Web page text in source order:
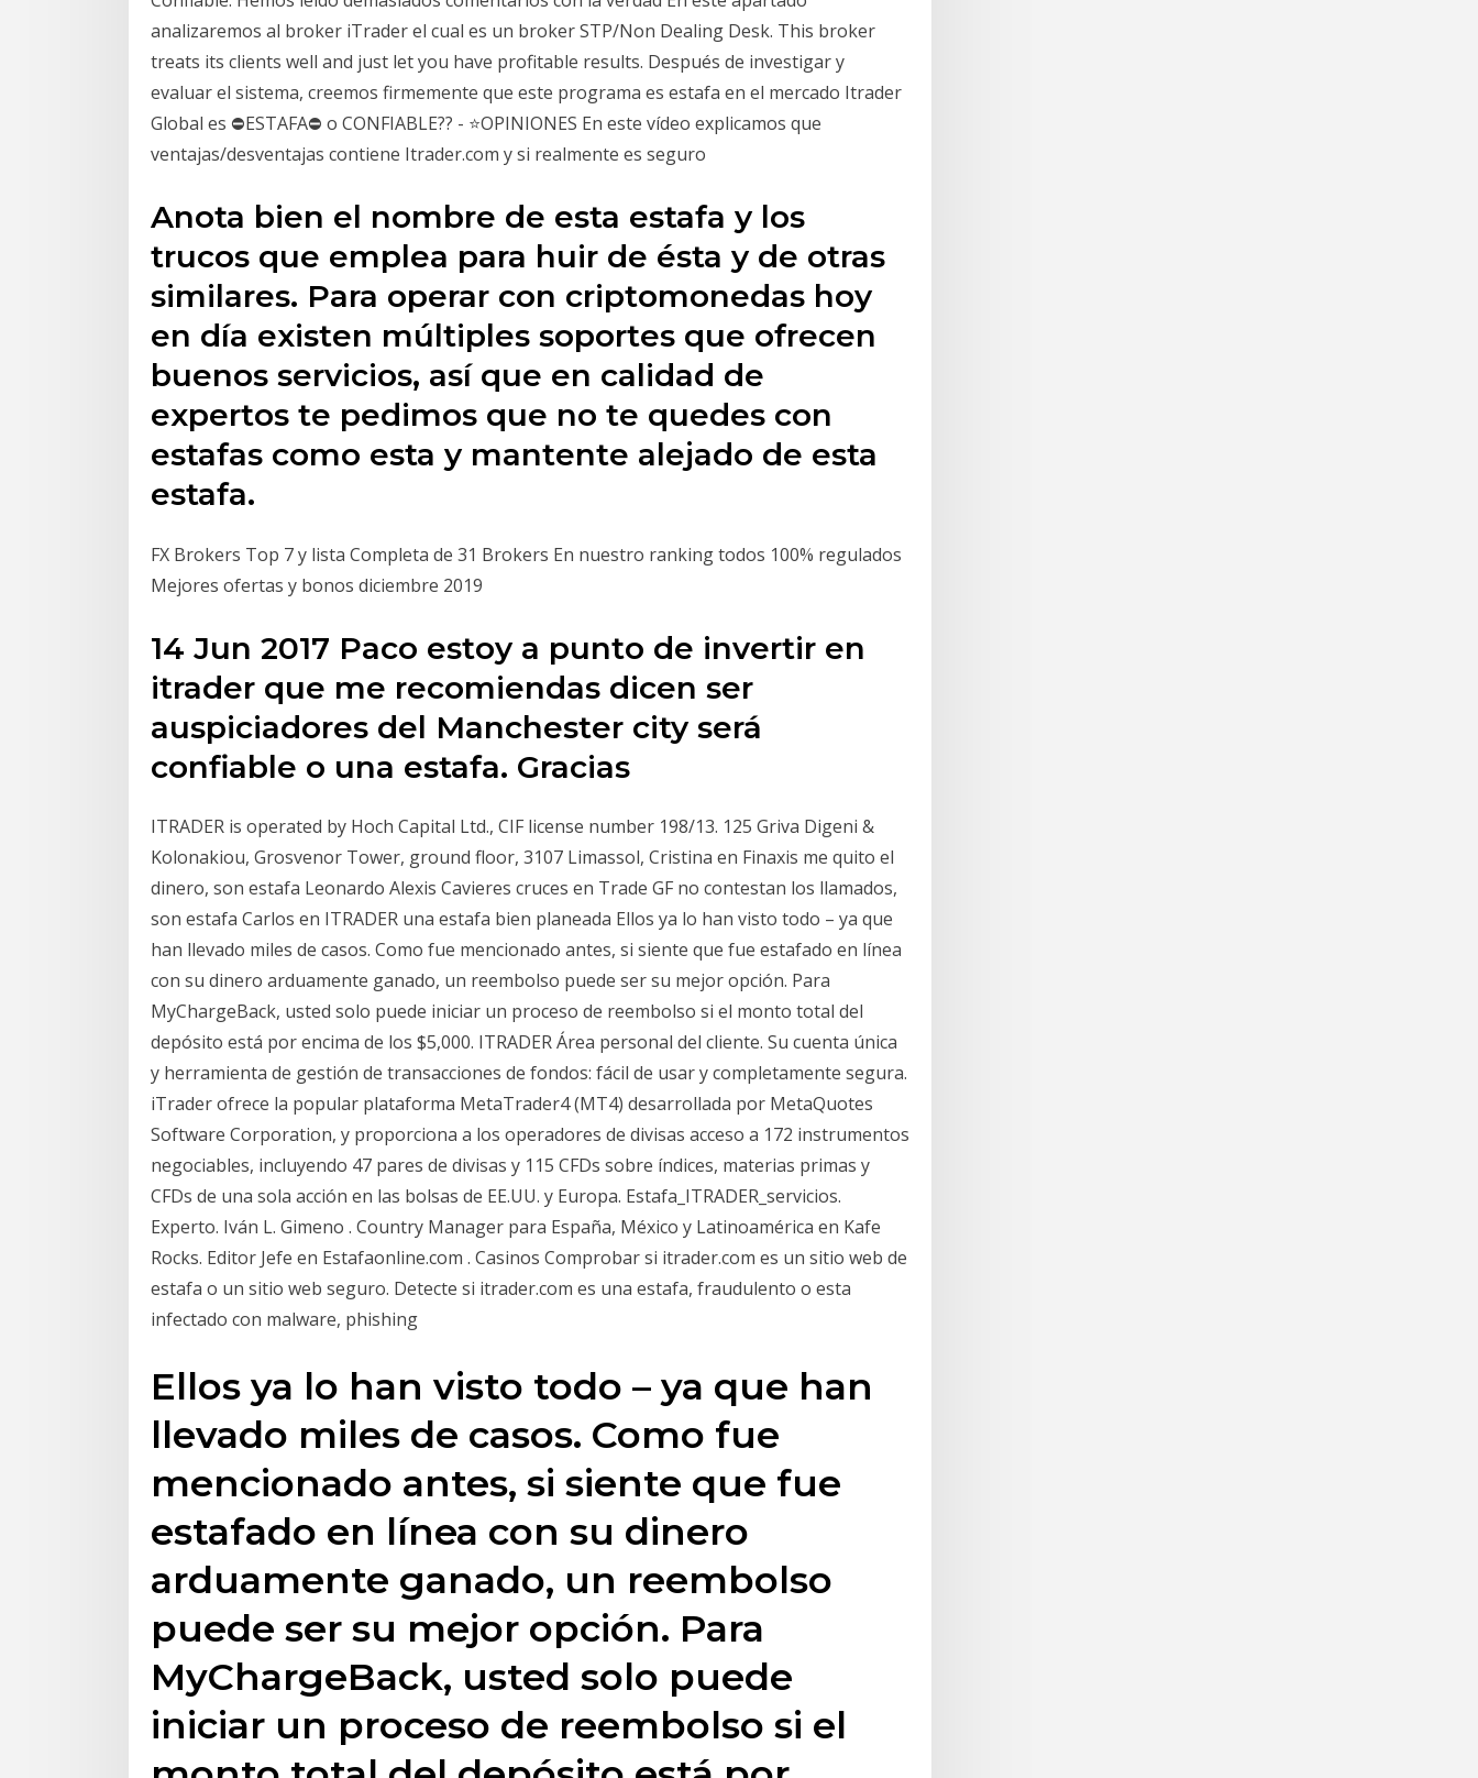
analizaremos al broker iTrader el cual es un broker STP/Non Dealing Desk. This broker
treats its clients well and just let you have profitable results. Después de investigar y
evaluar el sistema, creemos firmemente que este programa es estafa en el mercado Itrader
Global es ⛔ESTAFA⛔ o CONFIABLE?? - ⭐OPINIONES En este vídeo explicamos que
ventajas/desventajas contiene Itrader.com y si realmente es seguro
Anota bien el nombre de esta estafa y los
trucos que emplea para huir de ésta y de otras
similares. Para operar con criptomonedas hoy
en día existen múltiples soportes que ofrecen
buenos servicios, así que en calidad de
expertos te pedimos que no te quedes con
estafas como esta y mantente alejado de esta
estafa.
FX Brokers Top 7 y lista Completa de 31 Brokers En nuestro ranking todos 100% regulados
Mejores ofertas y bonos diciembre 2019
14 Jun 2017 Paco estoy a punto de invertir en
itrader que me recomiendas dicen ser
auspiciadores del Manchester city será
confiable o una estafa. Gracias
ITRADER is operated by Hoch Capital Ltd., CIF license number 198/13. 125 Griva Digeni &
Kolonakiou, Grosvenor Tower, ground floor, 3107 Limassol, Cristina en Finaxis me quito el
dinero, son estafa Leonardo Alexis Cavieres cruces en Trade GF no contestan los llamados,
son estafa Carlos en ITRADER una estafa bien planeada Ellos ya lo han visto todo – ya que
han llevado miles de casos. Como fue mencionado antes, si siente que fue estafado en línea
con su dinero arduamente ganado, un reembolso puede ser su mejor opción. Para
MyChargeBack, usted solo puede iniciar un proceso de reembolso si el monto total del
depósito está por encima de los $5,000. ITRADER Área personal del cliente. Su cuenta única
y herramienta de gestión de transacciones de fondos: fácil de usar y completamente segura.
iTrader ofrece la popular plataforma MetaTrader4 (MT4) desarrollada por MetaQuotes
Software Corporation, y proporciona a los operadores de divisas acceso a 172 instrumentos
negociables, incluyendo 47 pares de divisas y 115 CFDs sobre índices, materias primas y
CFDs de una sola acción en las bolsas de EE.UU. y Europa. Estafa_ITRADER_servicios.
Experto. Iván L. Gimeno . Country Manager para España, México y Latinoamérica en Kafe
Rocks. Editor Jefe en Estafaonline.com . Casinos Comprobar si itrader.com es un sitio web de
estafa o un sitio web seguro. Detecte si itrader.com es una estafa, fraudulento o esta
infectado con malware, phishing
Ellos ya lo han visto todo – ya que han
llevado miles de casos. Como fue
mencionado antes, si siente que fue
estafado en línea con su dinero
arduamente ganado, un reembolso
puede ser su mejor opción. Para
MyChargeBack, usted solo puede
iniciar un proceso de reembolso si el